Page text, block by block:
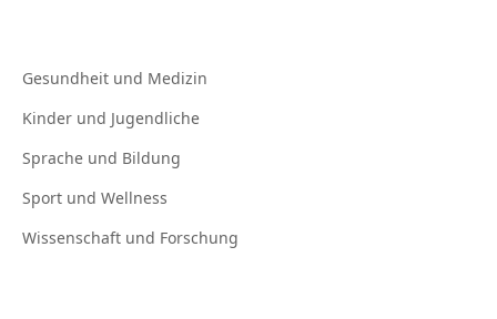
Gesundheit und Medizin
Kinder und Jugendliche
Sprache und Bildung
Sport und Wellness
Wissenschaft und Forschung